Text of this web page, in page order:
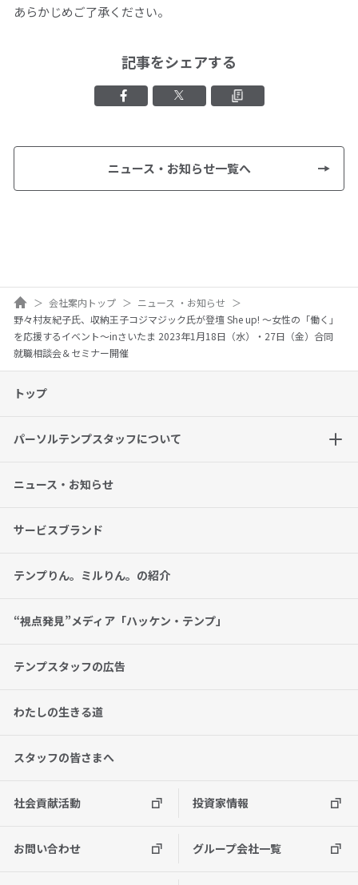
あらかじめご了承ください。
記事をシェアする
Facebookでシェアする
Xでシェアする
ニュース・お知らせ一覧へ
ホーム会社案内トップ
ニュース ・お知らせ
野々村友紀子氏、収納王子コジマジック氏が登壇 She up! ～女性の「働く」
を応援するイベント～inさいたま 2023年1月18日（水）・27日（金）合同
就職相談会＆セミナー開催
トップ
パーソルテンプスタッフについて
ニュース・お知らせ
サービスブランド
テンプりん。ミルりん。の紹介
“視点発見”メディア「ハッケン・テンプ」
テンプスタッフの広告
わたしの生きる道
スタッフの皆さまへ
社会貢献活動 投資家情報
お問い合わせ グループ会社一覧